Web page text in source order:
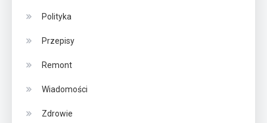
Polityka
Przepisy
Remont
Wiadomości
Zdrowie